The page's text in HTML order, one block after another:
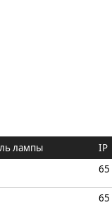
лампы IP
65
65